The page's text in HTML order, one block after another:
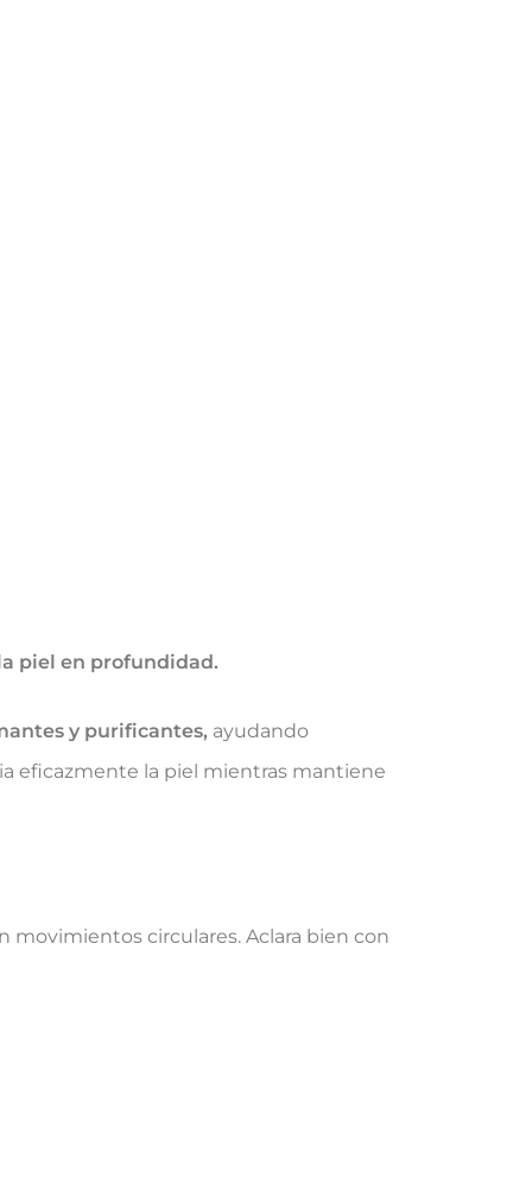
piel en profundidad.
y purificantes, ayudando
eficazmente la piel mientras mantiene
movimientos circulares. Aclara bien con